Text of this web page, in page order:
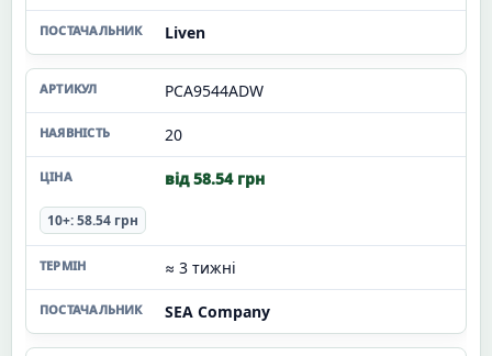
Liven
PCA9544ADW
20
від 58.54 грн
10+: 58.54 грн
≈ 3 тижні
SEA Company